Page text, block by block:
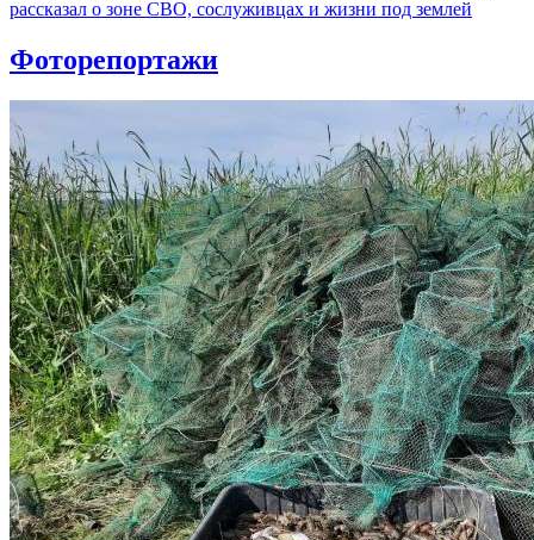
рассказал о зоне СВО, сослуживцах и жизни под землей
Фоторепортажи